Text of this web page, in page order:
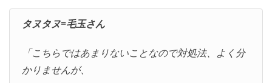
タヌタヌ=毛玉さん
「こちらではあまりないことなので対処法、よく分
かりませんが、